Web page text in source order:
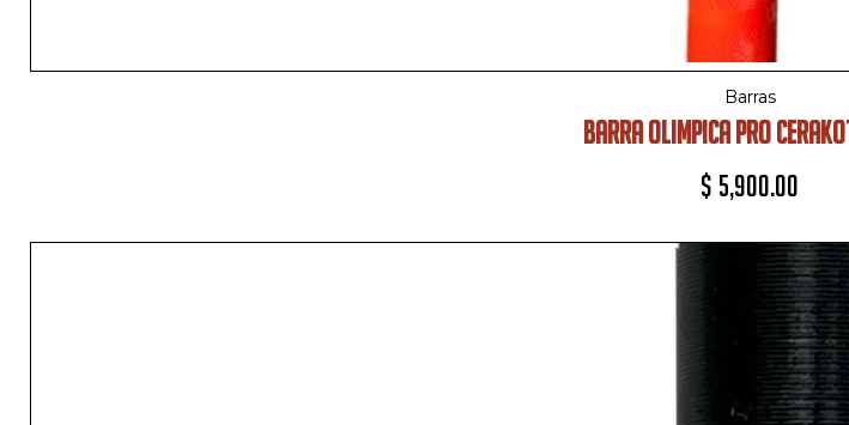
Barras
BARRA OLIMPICA PRO
$ 5,900.00